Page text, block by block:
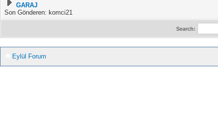
GARAJ
Son Gönderen: komci21
Search:
Eylül Forum